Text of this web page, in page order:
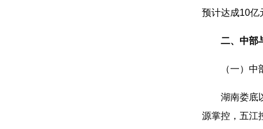
预计达成10亿
二、中部
（一）
湖南娄底
源掌控，五江